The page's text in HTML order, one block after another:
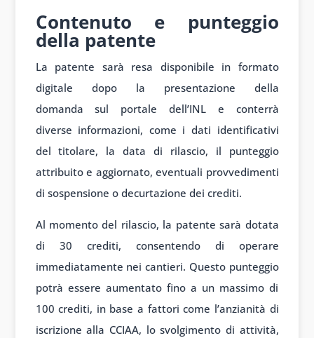
Contenuto e punteggio
della patente
La patente sarà resa disponibile in formato
digitale dopo la presentazione della
domanda sul portale dell’INL e conterrà
diverse informazioni, come i dati identificativi
del titolare, la data di rilascio, il punteggio
attribuito e aggiornato, eventuali provvedimenti
di sospensione odecurtazione dei crediti.
Al momento del rilascio, la patente sarà dotata
di 30 crediti, consentendo di operare
immediatamente nei cantieri. Questo punteggio
potrà essere aumentato fino a un massimo di
100 crediti, in base a fattori come l’anzianità di
iscrizione alla CCIAA, lo svolgimento di attività,